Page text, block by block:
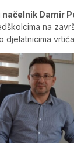
načelnik Damir
na
djelatnicima